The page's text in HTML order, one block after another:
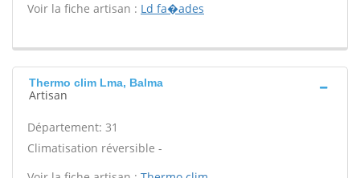
Voir la fiche artisan : Ld fa�ades
Thermo clim Lma, Balma
Artisan
Département: 31
Climatisation réversible -